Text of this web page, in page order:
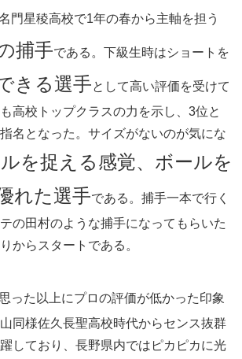
門星稜高校で1年の春から主軸を担う
捕手である。下級生時はショートを
きる選手として高い評価を受けて
高校トップクラスの力を示し、3位と
名となった。サイズがないのが気にな
を捉える感覚、ボールを
れた選手である。捕手一本で行く
の田村のような捕手になってもらいた
からスタートである。
った以上にプロの評価が低かった印象
同様佐久長聖高校時代からセンス抜群
しており、長野県内ではピカピカに光